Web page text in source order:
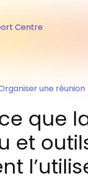
Centre
une réunion
que
et